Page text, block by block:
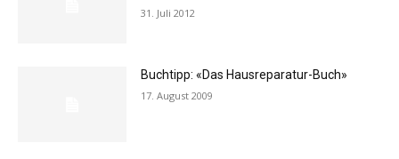
31. Juli 2012
Buchtipp: «Das Hausreparatur-Buch»
17. August 2009